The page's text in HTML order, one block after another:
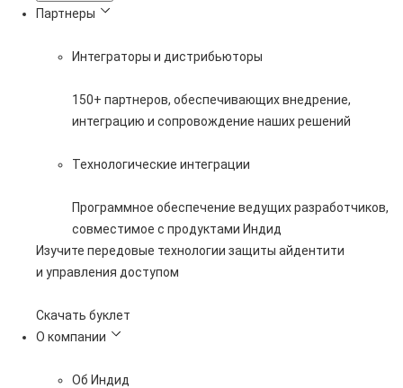
Партнеры
Интеграторы и дистрибьюторы
150+ партнеров, обеспечивающих внедрение,
интеграцию и сопровождение наших решений
Технологические интеграции
Программное обеспечение ведущих разработчиков,
совместимое с продуктами Индид
Изучите передовые технологии защиты айдентити
и управления доступом
Скачать буклет
О компании
Об Индид